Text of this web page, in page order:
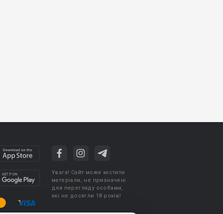
Увага! Сайт може містити
матеріали, не призначені
для перегляду особами,
які не досягли 18 років!